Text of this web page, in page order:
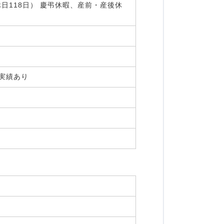
118日） 慶弔休暇、産前・産後休
績あり